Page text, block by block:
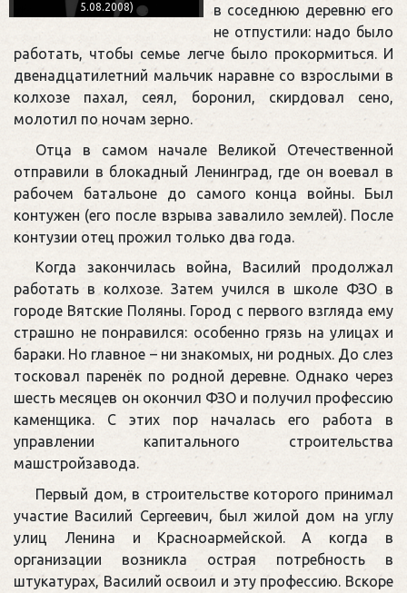
5.08.2008)
в соседнюю деревню его
не отпустили: надо было
работать, чтобы семье легче было прокормиться. И
двенадцатилетний мальчик наравне со взрослыми в
колхозе пахал, сеял, боронил, скирдовал сено,
молотил по ночам зерно.
Отца в самом начале Великой Отечественной
отправили в блокадный Ленинград, где он воевал в
рабочем батальоне до самого конца войны. Был
контужен (его после взрыва завалило землей). После
контузии отец прожил только два года.
Когда закончилась война, Василий продолжал
работать в колхозе. Затем учился в школе ФЗО в
городе Вятские Поляны. Город с первого взгляда ему
страшно не понравился: особенно грязь на улицах и
бараки. Но главное – ни знакомых, ни родных. До слез
тосковал паренёк по родной деревне. Однако через
шесть месяцев он окончил ФЗО и получил профессию
каменщика. С этих пор началась его работа в
управлении капитального строительства
машстройзавода.
Первый дом, в строительстве которого принимал
участие Василий Сергеевич, был жилой дом на углу
улиц Ленина и Красноармейской. А когда в
организации возникла острая потребность в
штукатурах, Василий освоил и эту профессию. Вскоре